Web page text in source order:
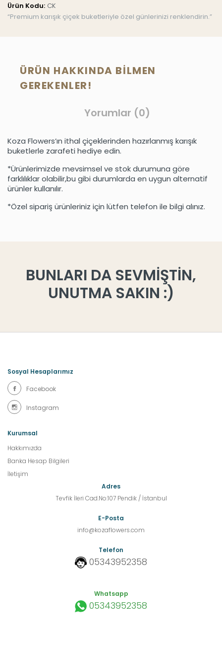
Ürün Kodu: CK
“Premium karışık çiçek buketleriyle özel günlerinizi renklendirin.”
ÜRÜN HAKKINDA BILMEN
GEREKENLER!
Yorumlar (0)
Koza Flowers’ın ithal çiçeklerinden hazırlanmış karışık
buketlerle zarafeti hediye edin.
*Ürünlerimizde mevsimsel ve stok durumuna göre
farklılıklar olabilir,bu gibi durumlarda en uygun alternatif
ürünler kullanılır.
*Özel sipariş ürünleriniz için lütfen telefon ile bilgi alınız.
BUNLARI DA SEVMİŞTİN,
UNUTMA SAKIN :)
Sosyal Hesaplarımız
Facebook
Instagram
Kurumsal
Hakkımızda
Banka Hesap Bilgileri
İletişim
Adres
Tevfik İleri Cad.No:107 Pendik / İstanbul
E-Posta
info@kozaflowers.com
Telefon
05343952358
Whatsapp
05343952358